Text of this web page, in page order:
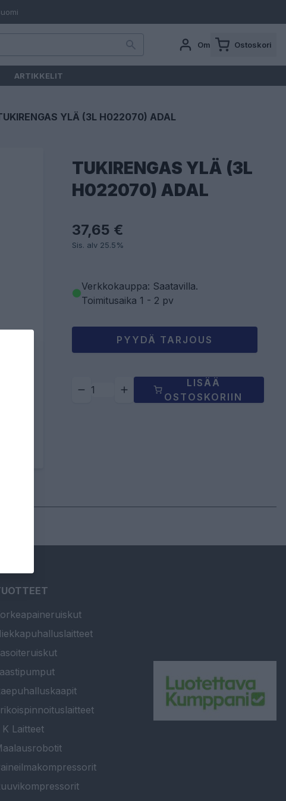
Oma tili Ostoskori
ARTIKKELIT
YLÄ (3L H022070) ADAL
TUKIRENGAS YLÄ (3L
H022070) ADAL
37,65 €
Sis. alv 25.5%
Verkkokauppa: Saatavilla.
Toimitusaika 1 - 2 pv
PYYDÄ TARJOUS
LISÄÄ
OSTOSKORIIN
K Laitteet